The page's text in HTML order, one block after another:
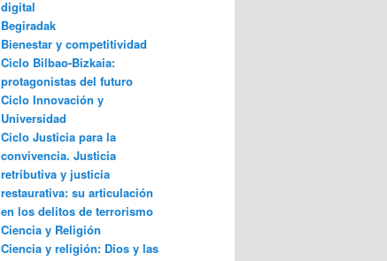
digital
Begiradak
Bienestar y competitividad
Ciclo Bilbao-Bizkaia:
protagonistas del futuro
Ciclo Innovación y
Universidad
Ciclo Justicia para la
convivencia. Justicia
retributiva y justicia
restaurativa: su articulación
en los delitos de terrorismo
Ciencia y Religión
Ciencia y religión: Dios y las